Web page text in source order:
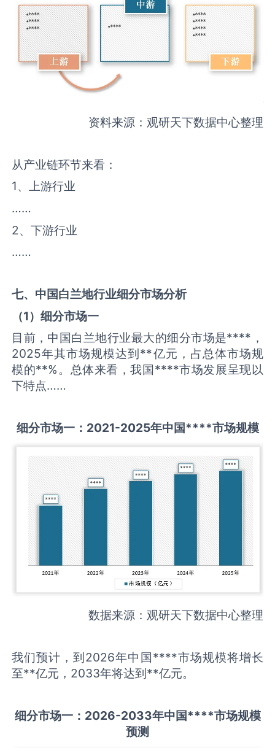
资料来源：观研天下数据中心整理
从产业链环节来看：
1、上游行业
……
2、下游行业
……
七、中国白兰地行业细分市场分析
（1）细分市场一
目前，中国白兰地行业最大的细分市场是****，
2025年其市场规模达到**亿元，占总体市场规
模的**%。总体来看，我国****市场发展呈现以
下特点……
细分市场一： 2021-2025年中国****市场规模
数据来源：观研天下数据中心整理
我们预计，到2026年中国****市场规模将增长
至**亿元，2033年将达到**亿元。
细分市场一： 2026-2033年中国****市场规模
预测